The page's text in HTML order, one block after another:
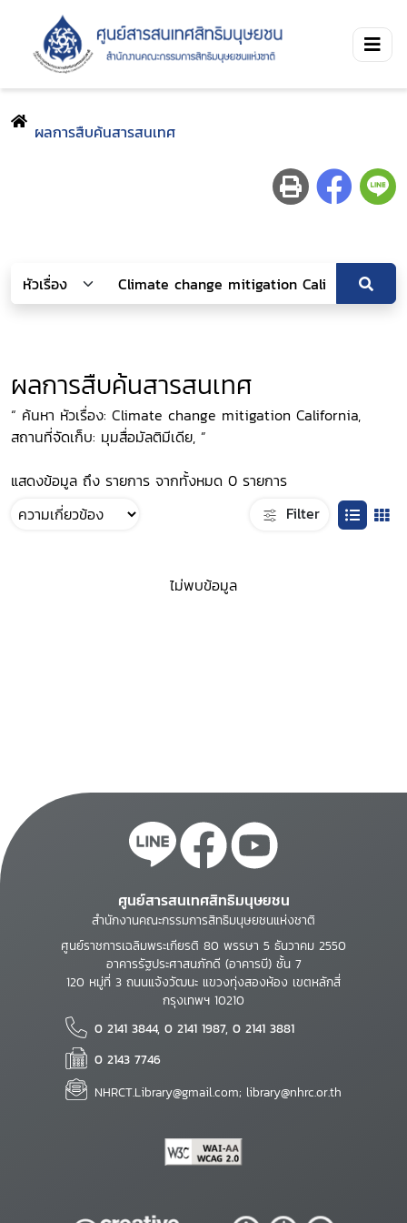
ผลการสืบค้นสารสนเทศ
ผลการสืบค้นสารสนเทศ
“ ค้นหา หัวเรื่อง: Climate change mitigation California,
สถานที่จัดเก็บ: มุมสื่อมัลติมีเดีย, ”
แสดงข้อมูล ถึง รายการ จากทั้งหมด 0 รายการ
Filter
ไม่พบข้อมูล
ศูนย์สารสนเทศสิทธิมนุษยชน
สำนักงานคณะกรรมการสิทธิมนุษยชนแห่งชาติ
ศูนย์ราชการเฉลิมพระเกียรติ 80 พรรษา 5 ธันวาคม 2550
อาคารรัฐประศาสนภักดี (อาคารบี) ชั้น 7
120 หมู่ที่ 3 ถนนแจ้งวัฒนะ แขวงทุ่งสองห้อง เขตหลักสี่
กรุงเทพฯ 10210
0 2141 3844, 0 2141 1987, 0 2141 3881
0 2143 7746
NHRCT.Library@gmail.com; library@nhrc.or.th